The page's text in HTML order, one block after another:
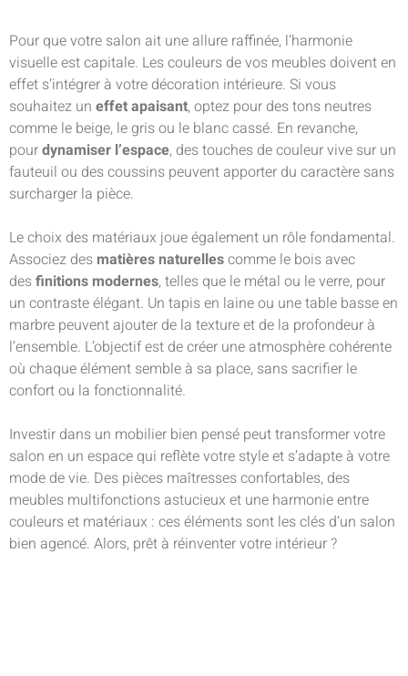
Pour que votre salon ait une allure raffinée, l’harmonie
visuelle est capitale. Les couleurs de vos meubles doivent en
effet s’intégrer à votre décoration intérieure. Si vous
souhaitez un effet apaisant, optez pour des tons neutres
comme le beige, le gris ou le blanc cassé. En revanche,
pourdynamiser l’espace, des touches de couleur vive sur un
fauteuil ou des coussins peuvent apporter du caractère sans
surcharger la pièce.
Le choix des matériaux joue également un rôle fondamental.
Associez des matières naturellescomme le bois avec
desfinitions modernes, telles que le métal ou le verre, pour
un contraste élégant. Un tapis en laine ou une table basse en
marbre peuvent ajouter de la texture et de la profondeur à
l’ensemble. L’objectif est de créer une atmosphère cohérente
où chaque élément semble à sa place, sans sacrifier le
confort ou la fonctionnalité.
Investir dans un mobilier bien pensé peut transformer votre
salon en un espace qui reflète votre style et s’adapte à votre
mode de vie. Des pièces maîtresses confortables, des
meubles multifonctions astucieux et une harmonie entre
couleurs et matériaux : ces éléments sont les clés d’un salon
bien agencé. Alors, prêt à réinventer votre intérieur ?